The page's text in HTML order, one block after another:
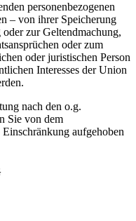
personenbezogenen
– von ihrer Speicherung
zur Geltendmachung,
oder zum
oder juristischen Person
Interesses der Union
nach den o.g.
Sie von dem
aufgehoben